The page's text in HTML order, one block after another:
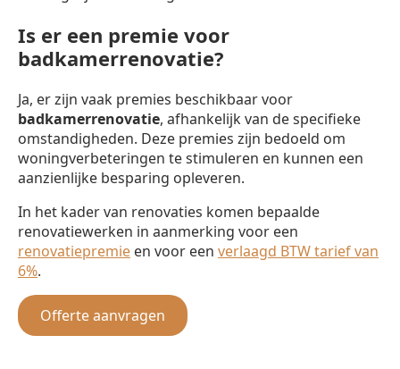
Is er een premie voor
badkamerrenovatie?
Ja, er zijn vaak premies beschikbaar voor
badkamerrenovatie, afhankelijk van de specifieke
omstandigheden. Deze premies zijn bedoeld om
woningverbeteringen te stimuleren en kunnen een
aanzienlijke besparing opleveren.
In het kader van renovaties komen bepaalde
renovatiewerken in aanmerking voor een
renovatiepremie en voor een verlaagd BTW tarief van
6%.
Offerte aanvragen